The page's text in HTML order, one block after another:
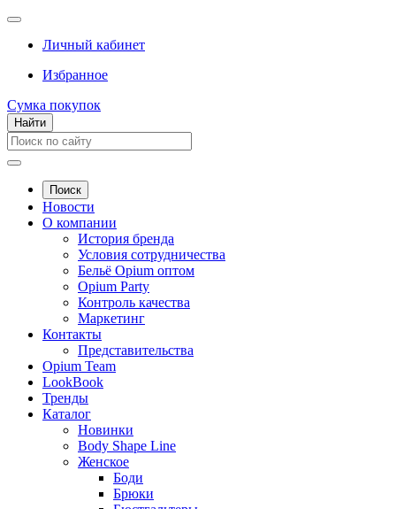
Личный кабинет
Избранное
Сумка покупок
Найти
Поиск
Новости
О компании
История бренда
Условия сотрудничества
Бельё Opium оптом
Opium Party
Контроль качества
Маркетинг
Контакты
Представительства
Opium Team
LookBook
Тренды
Каталог
Новинки
Body Shape Line
Женское
Боди
Брюки